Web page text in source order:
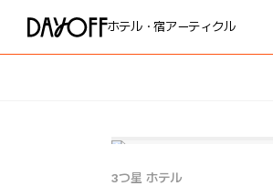
ホテル・宿アーティクル
3つ星 ホテル